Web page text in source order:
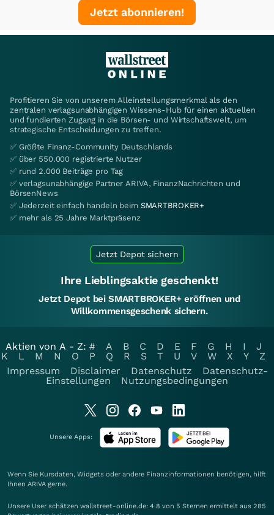
Jetzt abonnieren!
Profitieren Sie von unserem Alleinstellungsmerkmal als den
zentralen verlagsunabhängigen Wissens-Hub für einen aktuellen
und fundierten Zugang in die Börsen- und Wirtschaftswelt, um
strategische Entscheidungen zu treffen.
✅ Größte Finanz-Community Deutschlands
✅ über 550.000 registrierte Nutzer
✅ rund 2.000 Beiträge pro Tag
✅ verlagsunabhängige Partner ARIVA, FinanzNachrichten und
BörsenNews
✅ Jederzeit einfach handeln beim SMARTBROKER+
✅ mehr als 25 Jahre Marktpräsenz
Jetzt Depot sichern
Ihre Lieblingsaktie geschenkt!
Jetzt Depot bei SMARTBROKER+ eröffnen und
Willkommensgeschenk sichern.
Aktien von A - Z: # A B C D E F G H I
J
K
L M N O P Q R S T U V W X Y
Z
Impressum
Disclaimer Datenschutz
Datenschutz-
Einstellungen
Nutzungsbedingungen
Unsere Apps:
Wenn Sie Kursdaten, Widgets oder andere Finanzinformationen benötigen, hilft
Ihnen ARIVA gerne.
Unsere User schätzen wallstreet-online.de: 4.8 von 5 Sternen ermittelt aus 285